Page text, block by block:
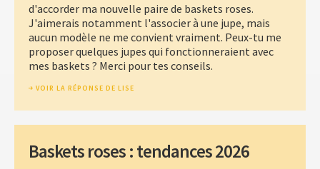
d'accorder ma nouvelle paire de baskets roses.
J'aimerais notamment l'associer à une jupe, mais
aucun modèle ne me convient vraiment. Peux-tu me
proposer quelques jupes qui fonctionneraient avec
mes baskets ? Merci pour tes conseils.
VOIR LA RÉPONSE DE LISE
Baskets roses : tendances 2026